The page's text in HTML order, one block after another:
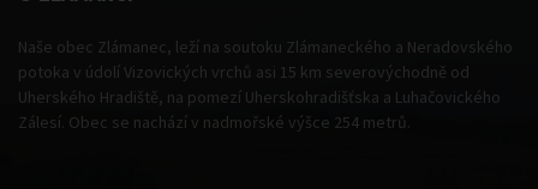
Naše obec Zlámanec, leží na soutoku Zlámaneckého a Neradovského
potoka v údolí Vizovických vrchů asi 15 km severovýchodně od
Uherského Hradiště, na pomezí Uherskohradišťska a Luhačovického
Zálesí. Obec se nachází v nadmořské výšce 254 metrů.